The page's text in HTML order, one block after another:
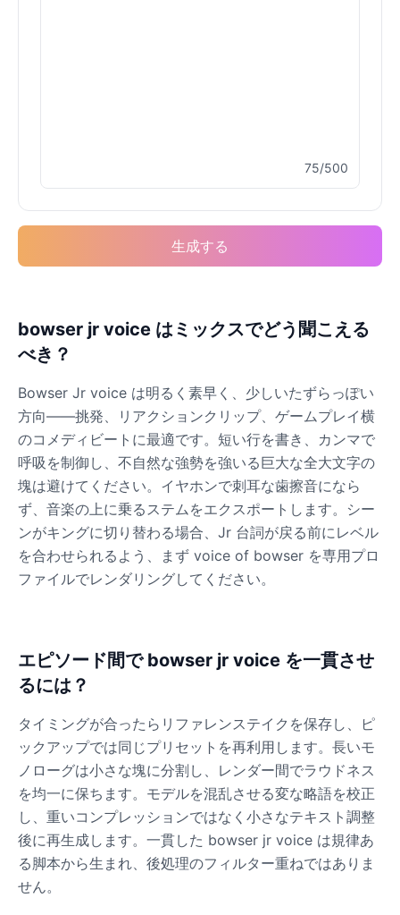
75/500
生成する
bowser jr voice はミックスでどう聞こえる
べき？
Bowser Jr voice は明るく素早く、少しいたずらっぽい
方向——挑発、リアクションクリップ、ゲームプレイ横
のコメディビートに最適です。短い行を書き、カンマで
呼吸を制御し、不自然な強勢を強いる巨大な全大文字の
塊は避けてください。イヤホンで刺耳な歯擦音になら
ず、音楽の上に乗るステムをエクスポートします。シー
ンがキングに切り替わる場合、Jr 台詞が戻る前にレベル
を合わせられるよう、まず voice of bowser を専用プロ
ファイルでレンダリングしてください。
エピソード間で bowser jr voice を一貫させ
るには？
タイミングが合ったらリファレンステイクを保存し、ピ
ックアップでは同じプリセットを再利用します。長いモ
ノローグは小さな塊に分割し、レンダー間でラウドネス
を均一に保ちます。モデルを混乱させる変な略語を校正
し、重いコンプレッションではなく小さなテキスト調整
後に再生成します。一貫した bowser jr voice は規律あ
る脚本から生まれ、後処理のフィルター重ねではありま
せん。